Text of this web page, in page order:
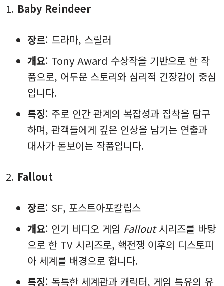
Baby Reindeer
장르: 드라마, 스릴러
개요: Tony Award 수상작을 기반으로 한 작
품으로, 어두운 스토리와 심리적 긴장감이 중심
입니다.
특징: 주로 인간 관계의 복잡성과 집착을 탐구
하며, 관객들에게 깊은 인상을 남기는 연출과
대사가 돋보이는 작품입니다.
Fallout
장르: SF, 포스트아포칼립스
개요: 인기 비디오 게임 Fallout시리즈를 바탕
으로 한 TV 시리즈로, 핵전쟁 이후의 디스토피
아 세계를 배경으로 합니다.
특징: 독특한 세계관과 캐릭터, 게임 특유의 유